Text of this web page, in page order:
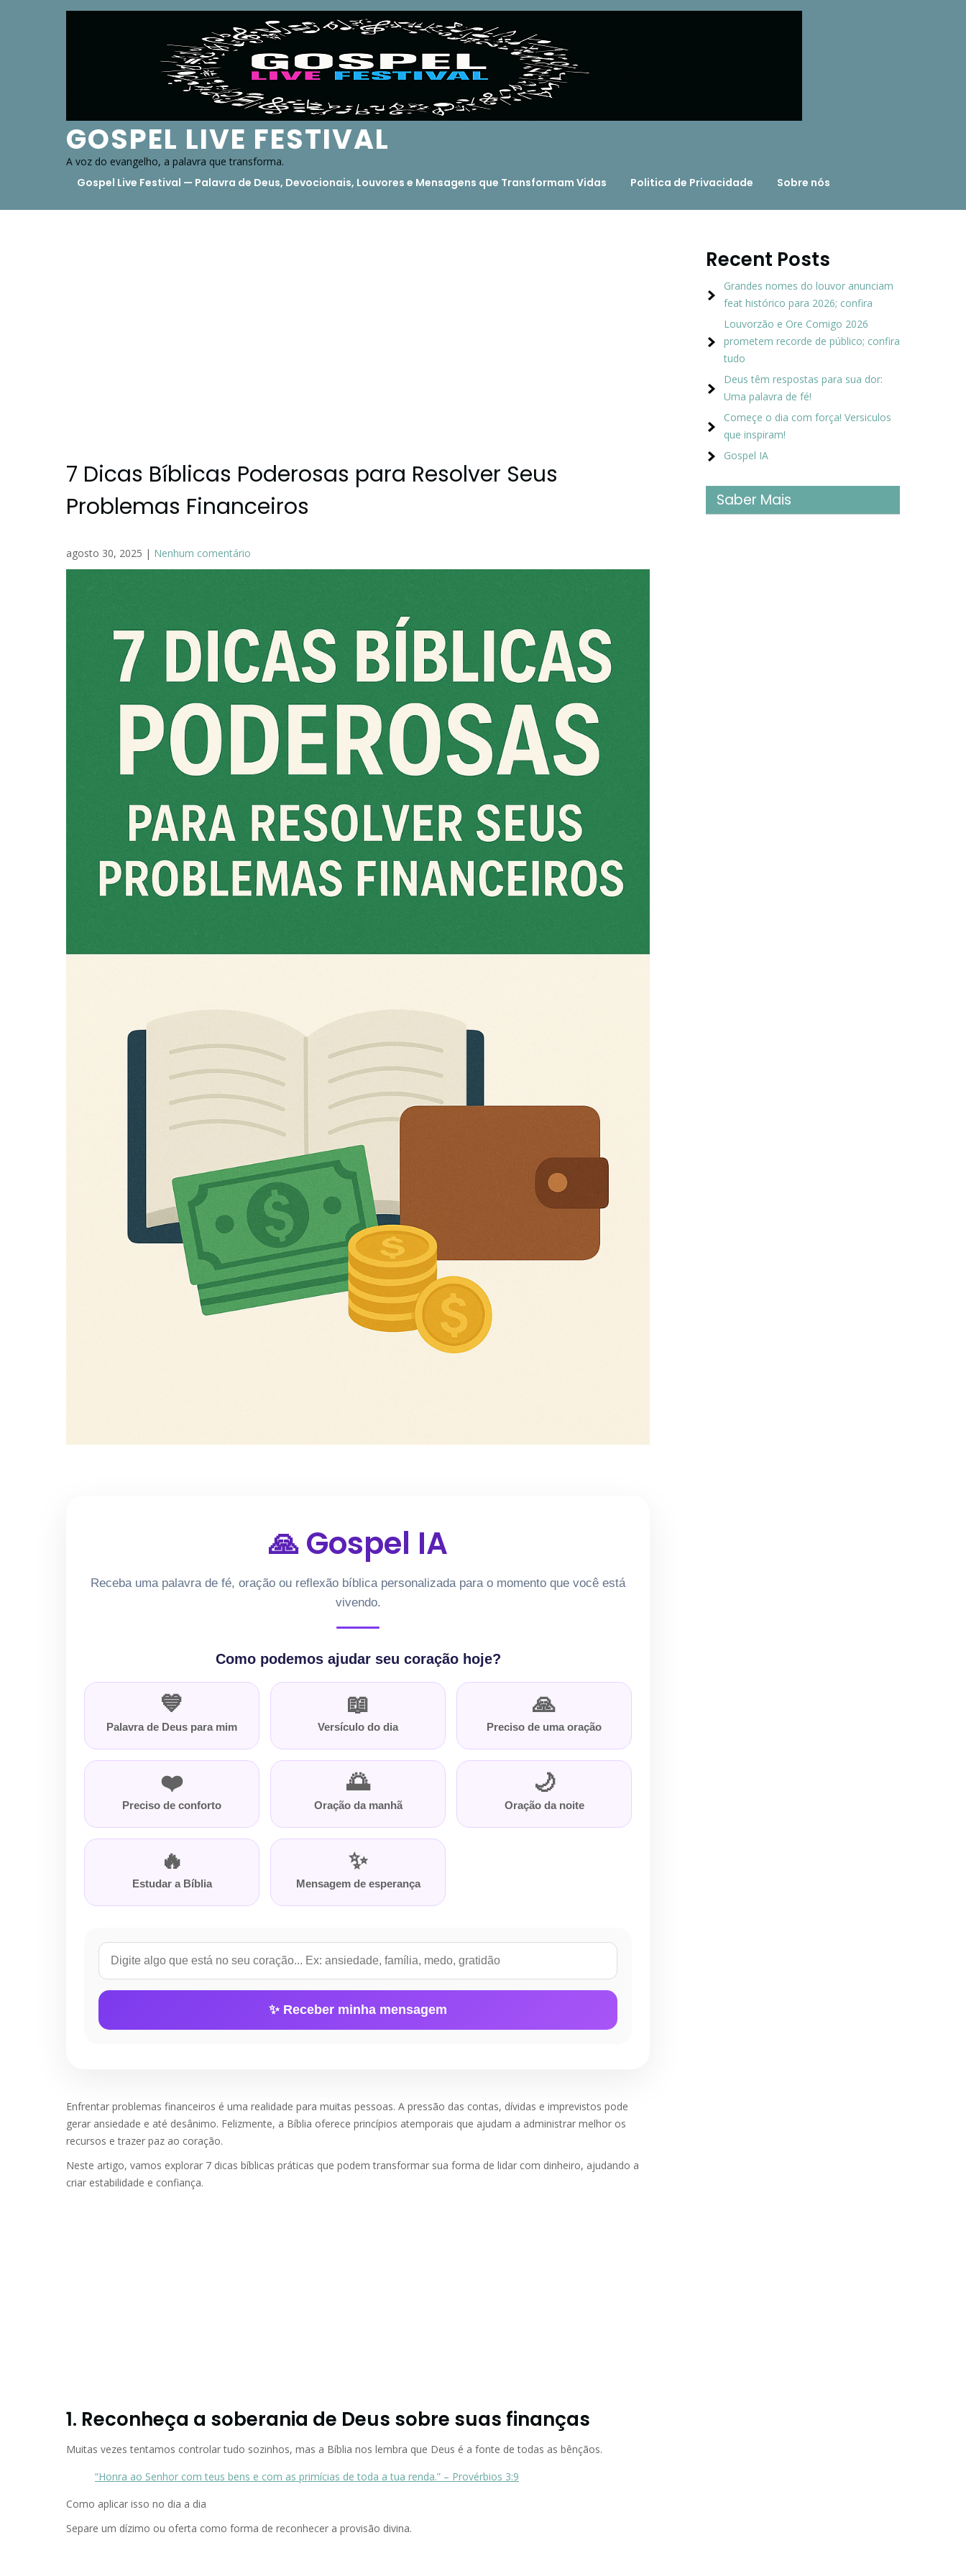
GOSPEL LIVE FESTIVAL
A voz do evangelho, a palavra que transforma.
Gospel Live Festival — Palavra de Deus, Devocionais, Louvores e Mensagens que Transformam Vidas Politica de Privacidade Sobre nós
7 Dicas Bíblicas Poderosas para Resolver Seus
Problemas Financeiros
agosto 30, 2025 | Nenhum comentário
🙏 Gospel IA
Receba uma palavra de fé, oração ou reflexão bíblica personalizada para o momento que você está
vivendo.
Como podemos ajudar seu coração hoje?
💙
Palavra de Deus para mim
📖
Versículo do dia
🙏
Preciso de uma oração
❤️
Preciso de conforto
🌅
Oração da manhã
🌙
Oração da noite
🔥
Estudar a Bíblia
✨
Mensagem de esperança
✨ Receber minha mensagem
Enfrentar problemas financeiros é uma realidade para muitas pessoas. A pressão das contas, dívidas e imprevistos pode
gerar ansiedade e até desânimo. Felizmente, a Bíblia oferece princípios atemporais que ajudam a administrar melhor os
recursos e trazer paz ao coração.
Neste artigo, vamos explorar 7 dicas bíblicas práticas que podem transformar sua forma de lidar com dinheiro, ajudando a
criar estabilidade e confiança.
1. Reconheça a soberania de Deus sobre suas finanças
Muitas vezes tentamos controlar tudo sozinhos, mas a Bíblia nos lembra que Deus é a fonte de todas as bênçãos.
“Honra ao Senhor com teus bens e com as primícias de toda a tua renda.” – Provérbios 3:9
Como aplicar isso no dia a dia
Separe um dízimo ou oferta como forma de reconhecer a provisão divina.
Recent Posts
Grandes nomes do louvor anunciam
feat histórico para 2026; confira
Louvorzão e Ore Comigo 2026
prometem recorde de público; confira
tudo
Deus têm respostas para sua dor:
Uma palavra de fé!
Começe o dia com força! Versiculos
que inspiram!
Gospel IA
Saber Mais